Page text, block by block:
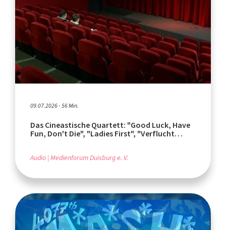
09.07.2026 - 56 Min.
Das Cineastische Quartett: "Good Luck, Have
Fun, Don't Die", "Ladies First", "Verflucht
Audio Medienforum Duisburg e. V.